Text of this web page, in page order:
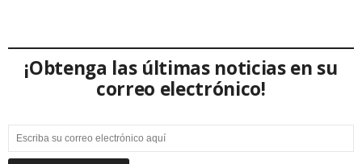
¡Obtenga las últimas noticias en su
correo electrónico!